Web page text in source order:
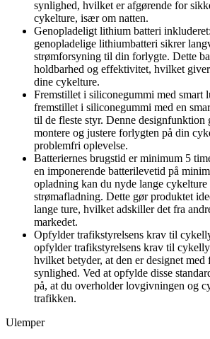
synlighed, hvilket er afgørende for
cykelture, især om natten.
Genopladeligt lithium batteri
genopladelige lithiumbatteri sikrer
strømforsyning til din forlygte. Dette
holdbarhed og effektivitet, hvilket
dine cykelture.
Fremstillet i siliconegummi med smart
fremstillet i siliconegummi med en
til de fleste styr. Denne designfunktion
montere og justere forlygten på din
problemfri oplevelse.
Batteriernes brugstid er minimum 5
en imponerende batterilevetid på
opladning kan du nyde lange
strømafladning. Dette gør produktet
lange ture, hvilket adskiller det fra
markedet.
Opfylder trafikstyrelsens krav til
opfylder trafikstyrelsens krav til
hvilket betyder, at den er designet
synlighed. Ved at opfylde disse
på, at du overholder lovgivningen og
trafikken.
Ulemper